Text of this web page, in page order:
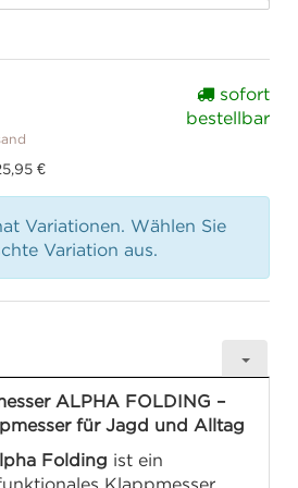
€
sofort
bestellbar
Variationen. Wählen Sie
Variation aus.
ALPHA FOLDING –
für Jagd und Alltag
Folding ist ein
Klappmesser,